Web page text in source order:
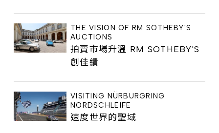
THE VISION OF RM SOTHEBY'S
AUCTIONS
拍賣市場升溫 RM SOTHEBY'S
創佳績
VISITING NÜRBURGRING
NORDSCHLEIFE
速度世界的聖域